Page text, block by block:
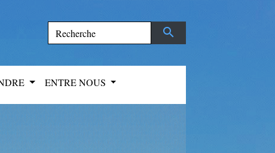
search
ENTRE NOUS